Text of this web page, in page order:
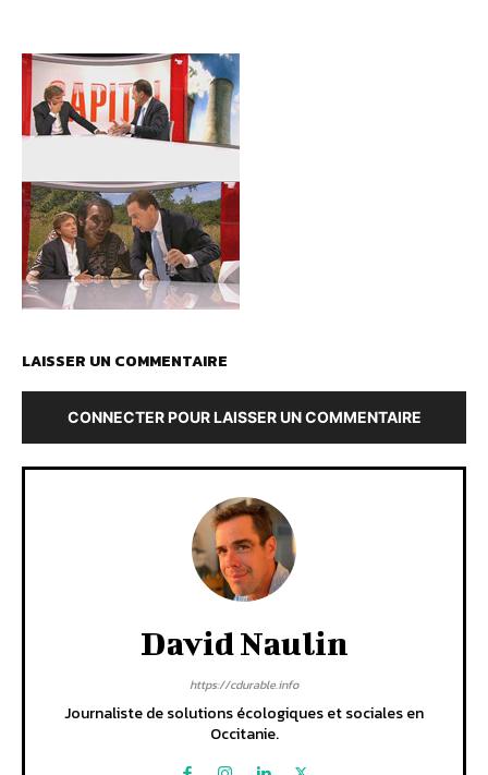
LAISSER UN COMMENTAIRE
CONNECTER POUR LAISSER UN COMMENTAIRE
David Naulin
https://cdurable.info
Journaliste de solutions écologiques et sociales en
Occitanie.